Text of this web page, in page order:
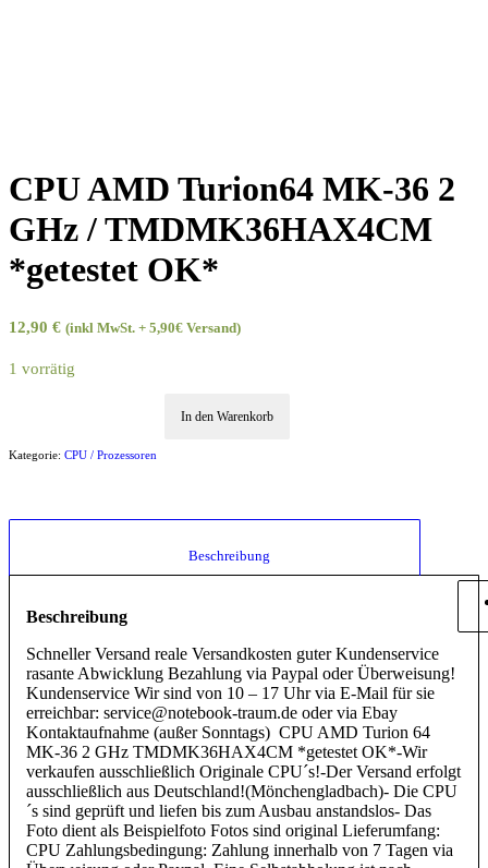
CPU AMD Turion64 MK-36 2
GHz / TMDMK36HAX4CM
*getestet OK*
12,90 € (inkl MwSt. + 5,90€ Versand)
1 vorrätig
In den Warenkorb
Kategorie: CPU / Prozessoren
Beschreibung
Schneller Versand reale Versandkosten guter Kundenservice
rasante Abwicklung Bezahlung via Paypal oder Überweisung!
Kundenservice Wir sind von 10 – 17 Uhr via E-Mail für sie
erreichbar: service@notebook-traum.de oder via Ebay
Kontaktaufnahme (außer Sonntags) CPU AMD Turion 64
MK-36 2 GHz TMDMK36HAX4CM *getestet OK*-Wir
verkaufen ausschließlich Originale CPU´s!-Der Versand erfolgt
ausschließlich aus Deutschland!(Mönchengladbach)- Die CPU
´s sind geprüft und liefen bis zum Ausbau anstandslos- Das
Foto dient als Beispielfoto Fotos sind original Lieferumfang:
CPU Zahlungsbedingung: Zahlung innerhalb von 7 Tagen via